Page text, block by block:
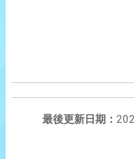
最後更新日期：